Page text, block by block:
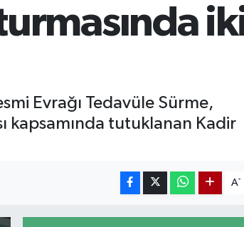
Evrağı Tedavüle Sürme,
kapsamında tutuklanan Kadir
A-